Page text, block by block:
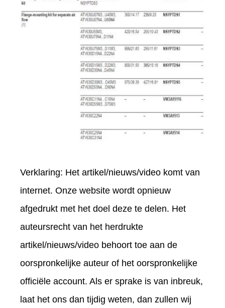
Verklaring: Het artikel/nieuws/video komt van
internet. Onze website wordt opnieuw
afgedrukt met het doel deze te delen. Het
auteursrecht van het herdrukte
artikel/nieuws/video behoort toe aan de
oorspronkelijke auteur of het oorspronkelijke
officiële account. Als er sprake is van inbreuk,
laat het ons dan tijdig weten, dan zullen wij